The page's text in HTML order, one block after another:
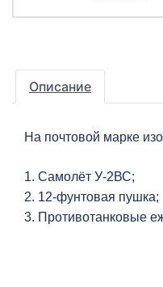
Описание
На почтовой марке
1. Самолёт У-2ВС;
2. 12-фунтовая пушка;
3. Противотанковые